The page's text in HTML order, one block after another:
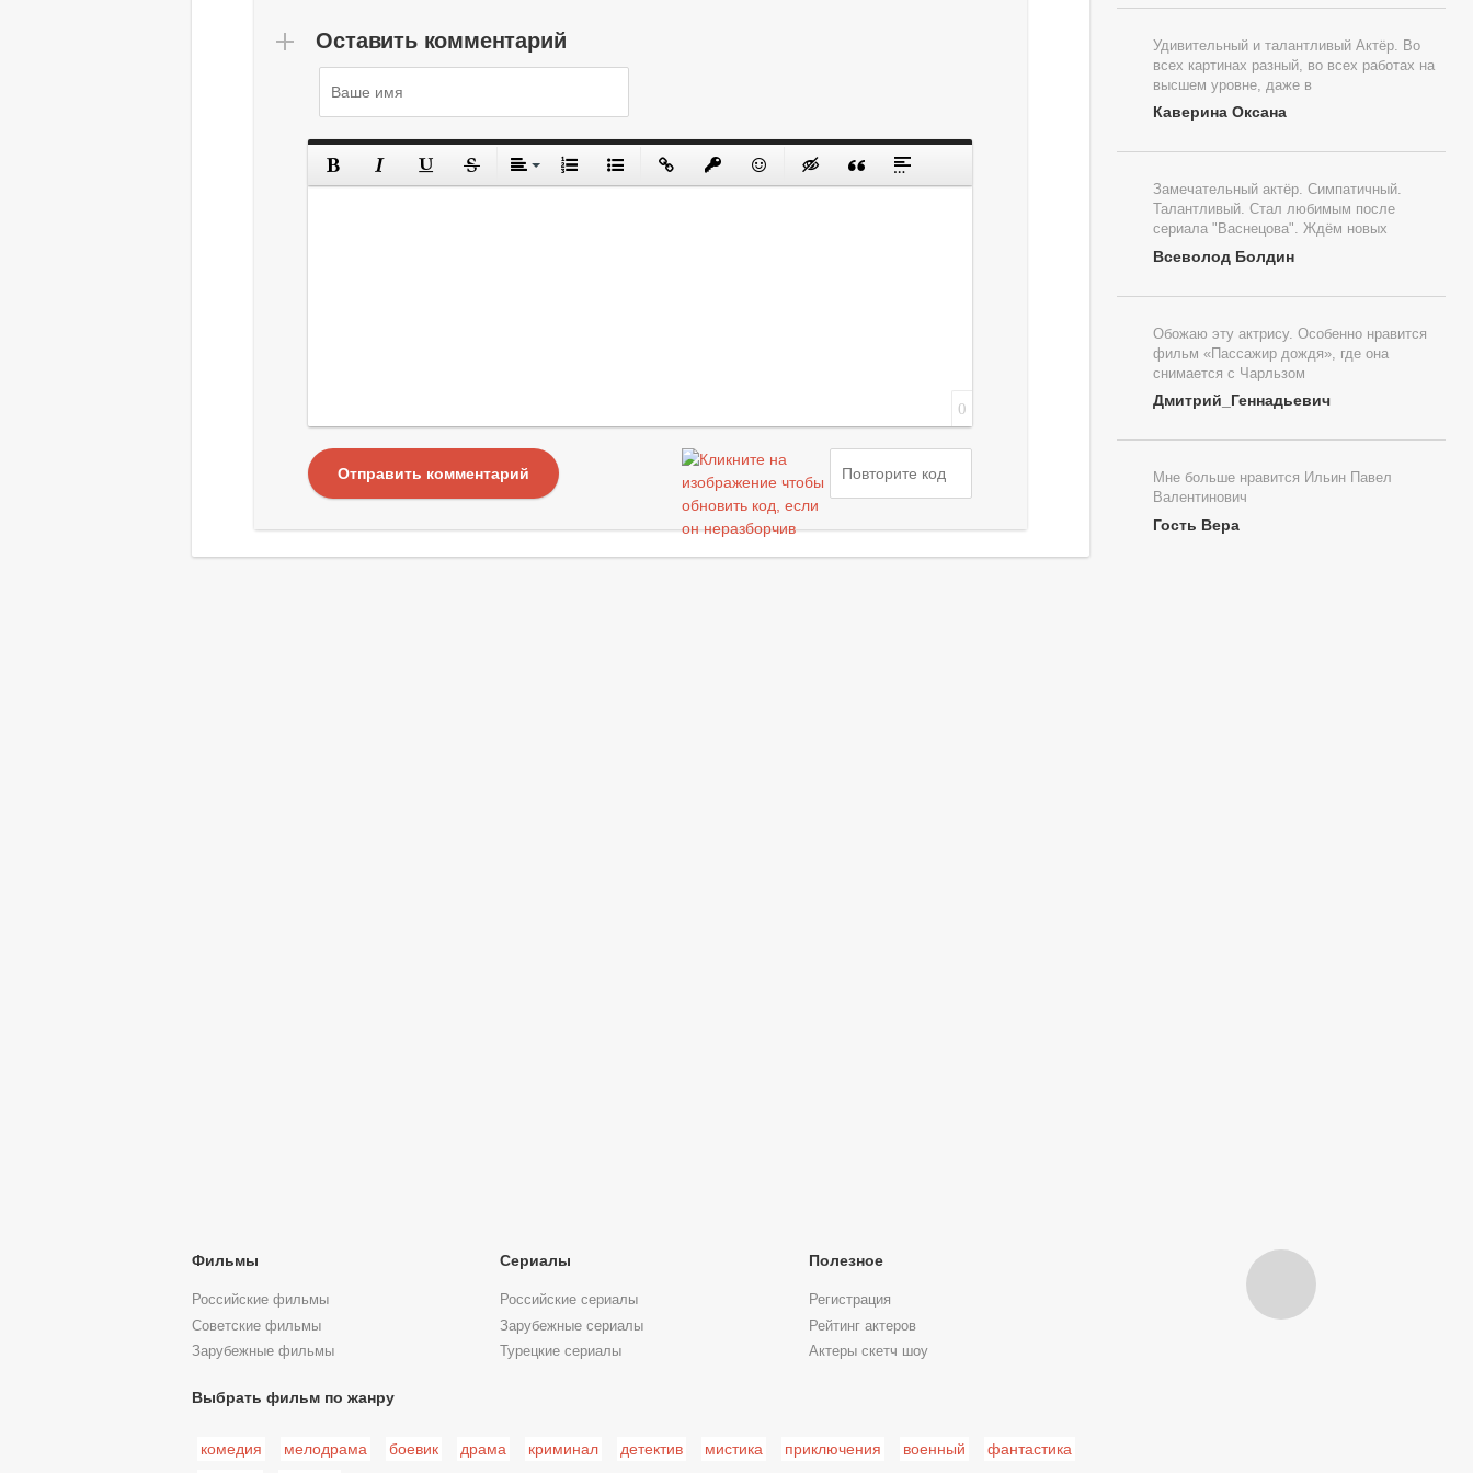
Оставить комментарий
0
Отправить комментарий
Удивительный и талантливый Актёр. Во
всех картинах разный, во всех работах на
высшем уровне, даже в
Каверина Оксана
Замечательный актёр. Симпатичный.
Талантливый. Стал любимым после
сериала "Васнецова". Ждём новых
Всеволод Болдин
Обожаю эту актрису. Особенно нравится
фильм «Пассажир дождя», где она
снимается с Чарльзом
Дмитрий_Геннадьевич
Мне больше нравится Ильин Павел
Валентинович
Гость Вера
Фильмы
Российские фильмы
Советские фильмы
Зарубежные фильмы
Сериалы
Российские сериалы
Зарубежные сериалы
Турецкие сериалы
Полезное
Регистрация
Рейтинг актеров
Актеры скетч шоу
Выбрать фильм по жанру
комедия мелодрама боевик драма криминал детектив мистика приключения военный фантастика